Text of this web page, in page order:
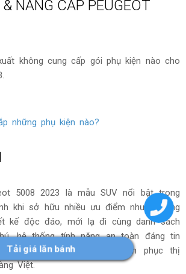
2023 có thông số tương đối thua thiệt.
gia đánh giá là khá “hiền” so với
bản của Peugeot 5008 2023 đều sở
an toàn ADAS (Advanced Driver
hỗ trợ giữ làn đường, cảnh bảo người
như: 6 túi khí, hệ thống chống bó
giới hạn tốc độ, cảm biến áp suất lốp…
xem Peugeot 5008 có thực sự hợp
Tải giá lăn bánh